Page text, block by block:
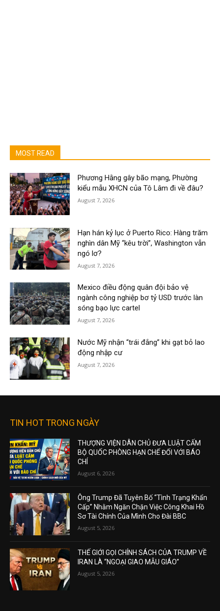
MOST READ
Phương Hằng gây bão mạng, Phường
kiểu mẫu XHCN của Tô Lâm đi về đâu?
August 7, 2026
Hạn hán kỷ lục ở Puerto Rico: Hàng trăm
nghìn dân Mỹ “kêu trời”, Washington vẫn
ngó lơ?
August 7, 2026
Mexico điều động quân đội bảo vệ
ngành công nghiệp bơ tỷ USD trước làn
sóng bạo lực cartel
August 7, 2026
Nước Mỹ nhận “trái đắng” khi gạt bỏ lao
động nhập cư
August 7, 2026
TIN HOT TRONG NGÀY
THƯỢNG VIỆN DÂN CHỦ ĐƯA LUẬT CẤM
BỘ QUỐC PHÒNG HẠN CHẾ ĐỐI VỚI BÁO
CHÍ
August 6, 2026
Ông Trump Đã Tuyên Bố “Tình Trạng Khẩn
Cấp” Nhằm Ngăn Chặn Việc Công Khai Hồ
Sơ Tài Chính Của Mình Cho Đài BBC
August 5, 2026
THẾ GIỚI GỌI CHÍNH SÁCH CỦA TRUMP VỀ
IRAN LÀ “NGOẠI GIAO MẪU GIÁO”
August 5, 2026